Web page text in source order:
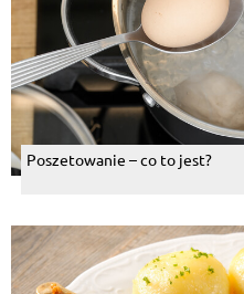
Poszetowanie – co to jest?